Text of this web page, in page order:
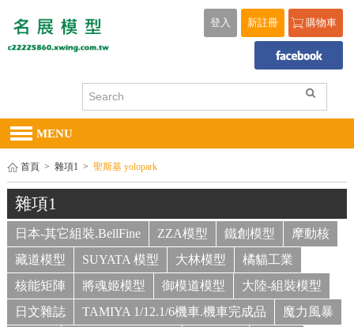
購物車
新註冊
登入
MENU
首頁 > 雜項1 > 聖斯基 yolopark
雜項1
日本-其它組裝.BellFine ZZA模型 鐵創模型
摩動核
藏道模型
SUYATA 模型 大林模型
橘貓工業
核能矩陣
將魂姬模型 御模道模型
大陸-組裝模型
日文雜誌
TAMIYA 1/12.1/6機車.機車完成品
魔力風暴